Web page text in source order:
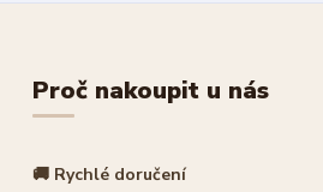
Proč nakoupit u nás
🚚 Rychlé doručení